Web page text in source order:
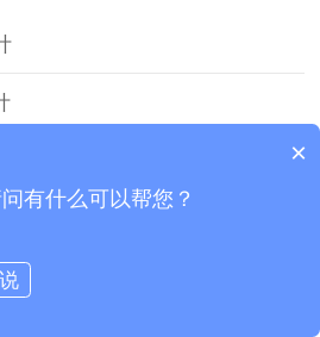
三恩时科技有限公司 版权所有
×
有什么可以帮您？